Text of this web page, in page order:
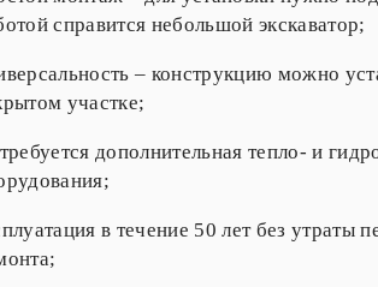
справится небольшой экскаватор;
– конструкцию можно
участке;
дополнительная тепло- и
в течение 50 лет без утраты